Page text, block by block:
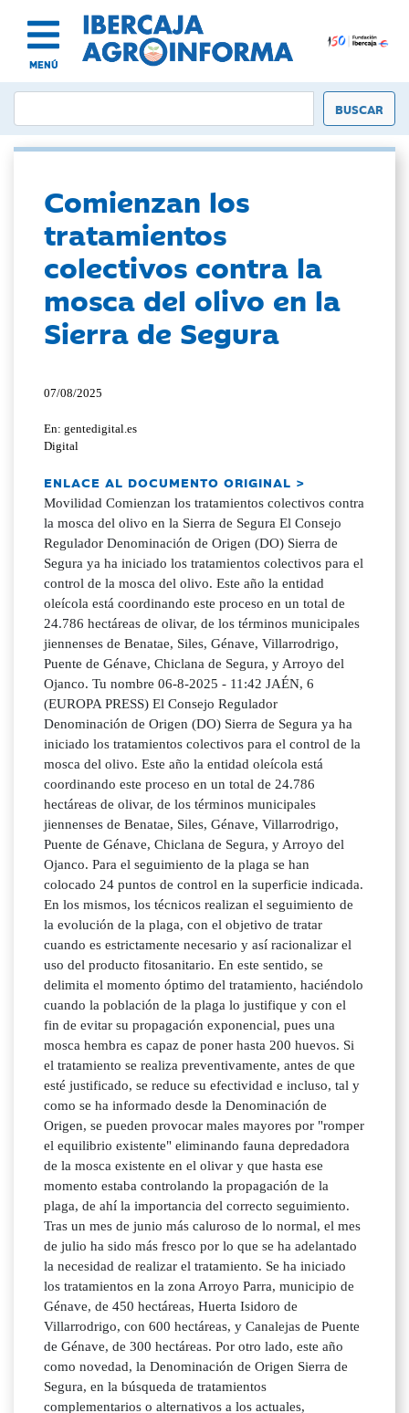
MENÚ
Comienzan los
tratamientos
colectivos contra la
mosca del olivo en la
Sierra de Segura
07/08/2025
En: gentedigital.es
Digital
ENLACE AL DOCUMENTO ORIGINAL >
Movilidad Comienzan los tratamientos colectivos contra
la mosca del olivo en la Sierra de Segura El Consejo
Regulador Denominación de Origen (DO) Sierra de
Segura ya ha iniciado los tratamientos colectivos para el
control de la mosca del olivo. Este año la entidad
oleícola está coordinando este proceso en un total de
24.786 hectáreas de olivar, de los términos municipales
jiennenses de Benatae, Siles, Génave, Villarrodrigo,
Puente de Génave, Chiclana de Segura, y Arroyo del
Ojanco. Tu nombre 06-8-2025 - 11:42 JAÉN, 6
(EUROPA PRESS) El Consejo Regulador
Denominación de Origen (DO) Sierra de Segura ya ha
iniciado los tratamientos colectivos para el control de la
mosca del olivo. Este año la entidad oleícola está
coordinando este proceso en un total de 24.786
hectáreas de olivar, de los términos municipales
jiennenses de Benatae, Siles, Génave, Villarrodrigo,
Puente de Génave, Chiclana de Segura, y Arroyo del
Ojanco. Para el seguimiento de la plaga se han
colocado 24 puntos de control en la superficie indicada.
En los mismos, los técnicos realizan el seguimiento de
la evolución de la plaga, con el objetivo de tratar
cuando es estrictamente necesario y así racionalizar el
uso del producto fitosanitario. En este sentido, se
delimita el momento óptimo del tratamiento, haciéndolo
cuando la población de la plaga lo justifique y con el
fin de evitar su propagación exponencial, pues una
mosca hembra es capaz de poner hasta 200 huevos. Si
el tratamiento se realiza preventivamente, antes de que
esté justificado, se reduce su efectividad e incluso, tal y
como se ha informado desde la Denominación de
Origen, se pueden provocar males mayores por "romper
el equilibrio existente" eliminando fauna depredadora
de la mosca existente en el olivar y que hasta ese
momento estaba controlando la propagación de la
plaga, de ahí la importancia del correcto seguimiento.
Tras un mes de junio más caluroso de lo normal, el mes
de julio ha sido más fresco por lo que se ha adelantado
la necesidad de realizar el tratamiento. Se ha iniciado
los tratamientos en la zona Arroyo Parra, municipio de
Génave, de 450 hectáreas, Huerta Isidoro de
Villarrodrigo, con 600 hectáreas, y Canalejas de Puente
de Génave, de 300 hectáreas. Por otro lado, este año
como novedad, la Denominación de Origen Sierra de
Segura, en la búsqueda de tratamientos
complementarios o alternativos a los actuales,